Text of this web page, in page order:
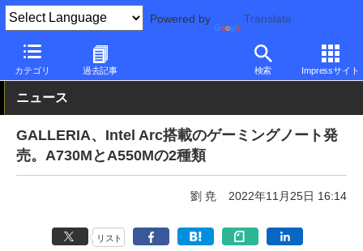
Powered by Translate
カテゴリ 過去記事 検索 Impressサイト
PC Watch パソコン/タブレット/スマートフォン ゲーミングノー
ニュース
GALLERIA、Intel Arc搭載のゲーミングノート発
売。A730MとA550Mの2種類
劉 尭 2022年11月25日 16:14
リスト